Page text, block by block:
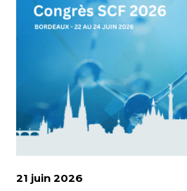
21 juin 2026